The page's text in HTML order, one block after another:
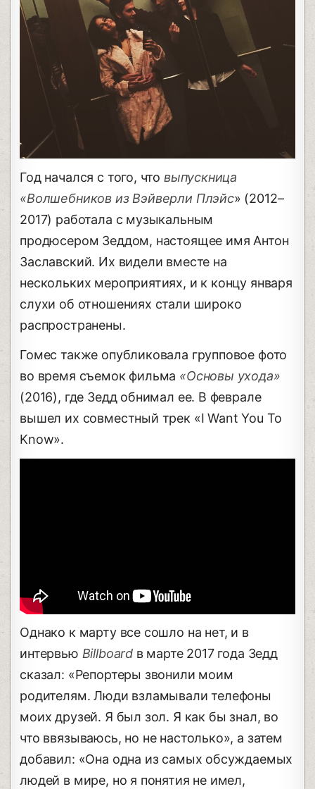
Год начался с того, что выпускница
«Волшебников из Вэйверли Плэйс» (2012–
2017) работала с музыкальным
продюсером Зеддом, настоящее имя Антон
Заславский. Их видели вместе на
нескольких мероприятиях, и к концу января
слухи об отношениях стали широко
распространены.
Гомес также опубликовала групповое фото
во время съемок фильма «Основы ухода»
(2016), где Зедд обнимал ее. В феврале
вышел их совместный трек «I Want You To
Know».
Однако к марту все сошло на нет, и в
интервью Billboardв марте 2017 года Зедд
сказал: «Репортеры звонили моим
родителям. Люди взламывали телефоны
моих друзей. Я был зол. Я как бы знал, во
что ввязываюсь, но не настолько», а затем
добавил: «Она одна из самых обсуждаемых
людей в мире, но я понятия не имел,